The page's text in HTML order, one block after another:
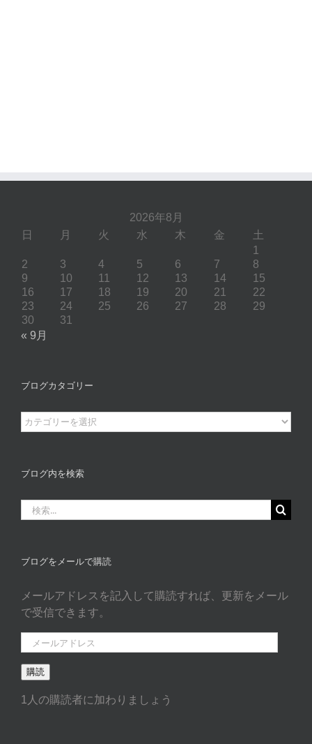
2026年8月
日 月 火 水 木 金 土
1
2
3 4 5 6 7
8
9
10 11 12 13 14
15
16
17 18 19 20 21
22
23
24 25 26 27 28
29
30
31
« 9月
ブログカタゴリー
ブ
ロ
カ
ゴ
リ
ブログ内を検索
索
ブログをメールで購読
メールアドレスを記入して購読すれば、更新をメール
で受信できます。
ー
ル
ド
購読
1人の購読者に加わりましょう